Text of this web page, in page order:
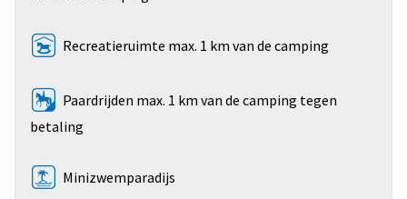
Recreatieruimte max. 1 km van de camping
Paardrijden max. 1 km van de camping tegen
betaling
Minizwemparadijs